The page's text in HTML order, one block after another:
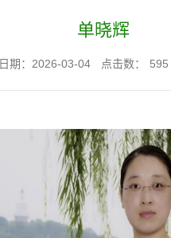
单晓辉
日期：2026-03-04 点击数： 595